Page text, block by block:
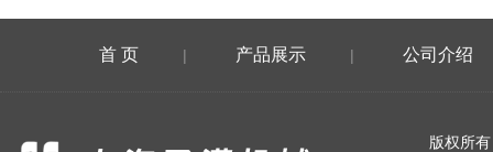
首 页 | 产品展示 | 公司介绍
版权所